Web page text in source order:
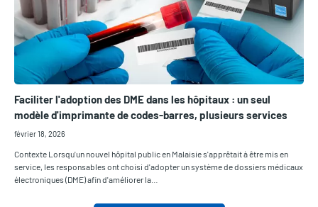
Faciliter l'adoption des DME dans les hôpitaux : un seul
modèle d'imprimante de codes-barres, plusieurs services
février 18, 2026
Contexte Lorsqu'un nouvel hôpital public en Malaisie s'apprêtait à être mis en
service, les responsables ont choisi d'adopter un système de dossiers médicaux
électroniques (DME) afin d'améliorer la…